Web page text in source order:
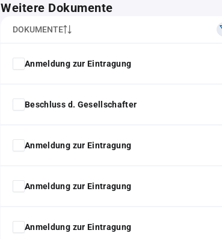
Weitere Dokumente
DOKUMENTE
Anmeldung zur Eintragung
Beschluss d. Gesellschafter
Anmeldung zur Eintragung
Anmeldung zur Eintragung
Anmeldung zur Eintragung